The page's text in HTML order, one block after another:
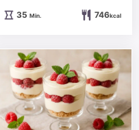
35Minuten
Min. 746kcal